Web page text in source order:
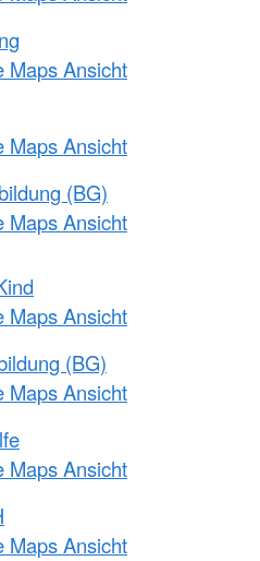
Maps Ansicht
Maps Ansicht
(BG)
Maps Ansicht
Maps Ansicht
(BG)
Maps Ansicht
Maps Ansicht
Maps Ansicht